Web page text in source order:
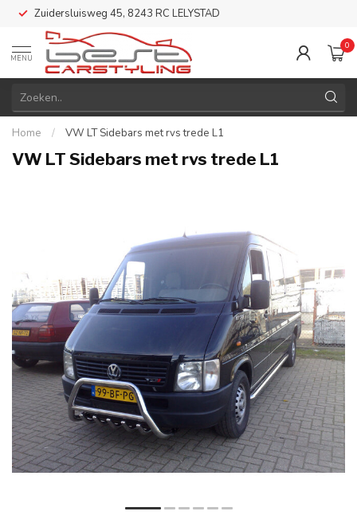
Zuidersluisweg 45, 8243 RC LELYSTAD
MENU
0
Home / VW LT Sidebars met rvs trede L1
VW LT Sidebars met rvs trede L1